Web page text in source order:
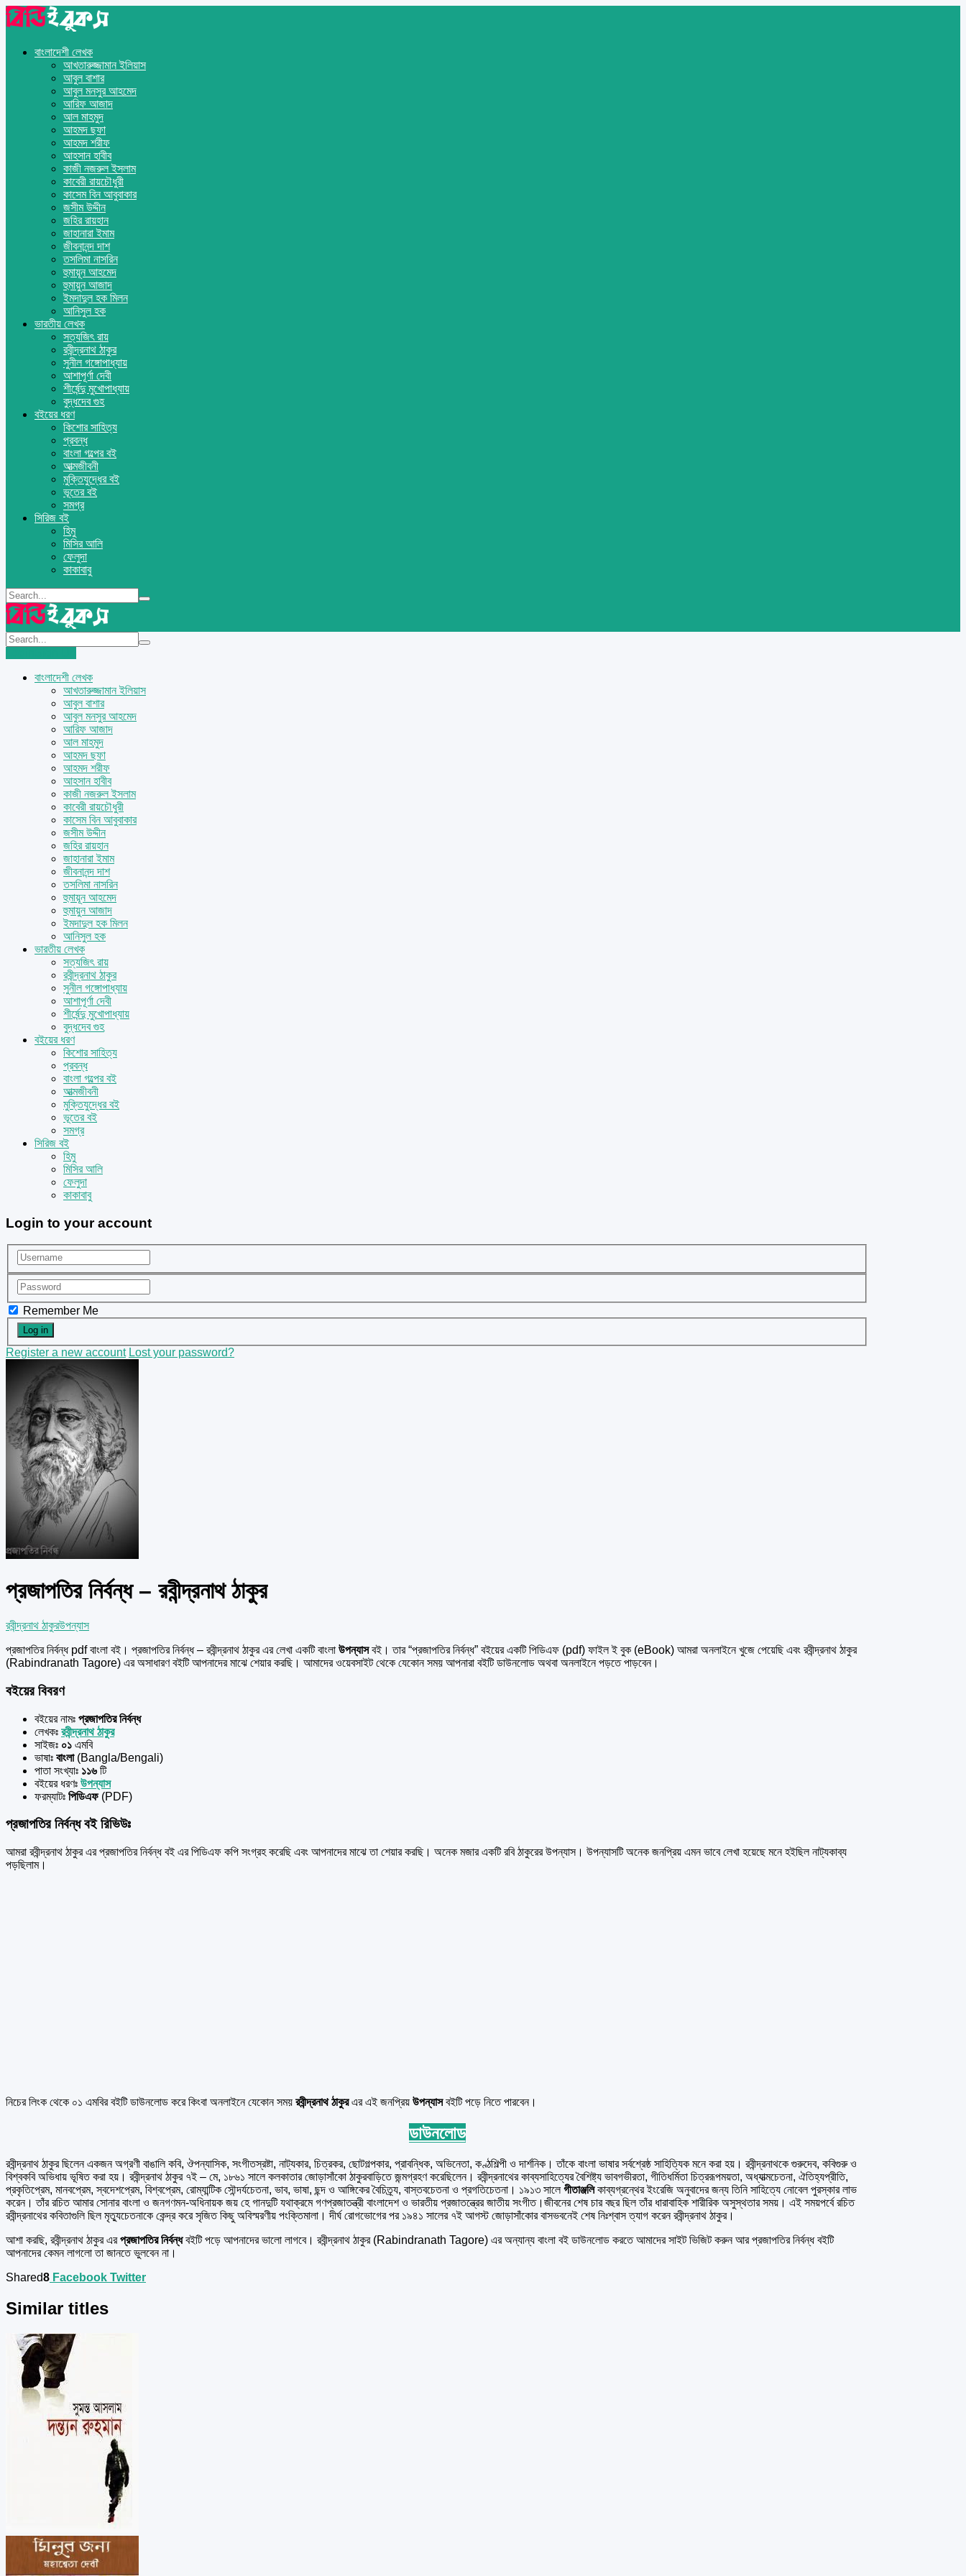
বাংলাদেশী লেখক
আখতারুজ্জামান ইলিয়াস
আবুল বাশার
আবুল মনসুর আহমেদ
আরিফ আজাদ
আল মাহমুদ
আহমদ ছফা
আহমদ শরীফ
আহসান হাবীব
কাজী নজরুল ইসলাম
কাবেরী রায়চৌধুরী
কাসেম বিন আবুবাকার
জসীম উদ্দীন
জহির রায়হান
জাহানারা ইমাম
জীবনানন্দ দাশ
তসলিমা নাসরিন
হুমায়ূন আহমেদ
হুমায়ুন আজাদ
ইমদাদুল হক মিলন
আনিসুল হক
ভারতীয় লেখক
সত্যজিৎ রায়
রবীন্দ্রনাথ ঠাকুর
সুনীল গঙ্গোপাধ্যায়
আশাপূর্ণা দেবী
শীর্ষেন্দু মুখোপাধ্যায়
বুদ্ধদেব গুহ
বইয়ের ধরণ
কিশোর সাহিত্য
প্রবন্ধ
বাংলা গল্পের বই
আত্মজীবনী
মুক্তিযুদ্ধের বই
ভূতের বই
সমগ্র
সিরিজ বই
হিমু
মিসির আলি
ফেলুদা
কাকাবাবু
বাংলাদেশী লেখক
আখতারুজ্জামান ইলিয়াস
আবুল বাশার
আবুল মনসুর আহমেদ
আরিফ আজাদ
আল মাহমুদ
আহমদ ছফা
আহমদ শরীফ
আহসান হাবীব
কাজী নজরুল ইসলাম
কাবেরী রায়চৌধুরী
কাসেম বিন আবুবাকার
জসীম উদ্দীন
জহির রায়হান
জাহানারা ইমাম
জীবনানন্দ দাশ
তসলিমা নাসরিন
হুমায়ূন আহমেদ
হুমায়ুন আজাদ
ইমদাদুল হক মিলন
আনিসুল হক
ভারতীয় লেখক
সত্যজিৎ রায়
রবীন্দ্রনাথ ঠাকুর
সুনীল গঙ্গোপাধ্যায়
আশাপূর্ণা দেবী
শীর্ষেন্দু মুখোপাধ্যায়
বুদ্ধদেব গুহ
বইয়ের ধরণ
কিশোর সাহিত্য
প্রবন্ধ
বাংলা গল্পের বই
আত্মজীবনী
মুক্তিযুদ্ধের বই
ভূতের বই
সমগ্র
সিরিজ বই
হিমু
মিসির আলি
ফেলুদা
কাকাবাবু
Login to your account
Remember Me
Register a new account Lost your password?
প্রজাপতির নির্বন্ধ – রবীন্দ্রনাথ ঠাকুর
রবীন্দ্রনাথ ঠাকুরউপন্যাস
প্রজাপতির নির্বন্ধ pdf বাংলা বই। প্রজাপতির নির্বন্ধ – রবীন্দ্রনাথ ঠাকুর এর লেখা একটি বাংলা উপন্যাসবই। তার “প্রজাপতির নির্বন্ধ” বইয়ের একটি পিডিএফ (pdf) ফাইল ই বুক (eBook) আমরা অনলাইনে খুজে পেয়েছি এবং রবীন্দ্রনাথ ঠাকুর
(Rabindranath Tagore) এর অসাধারণ বইটি আপনাদের মাঝে শেয়ার করছি। আমাদের ওয়েবসাইট থেকে যেকোন সময় আপনারা বইটি ডাউনলোড অথবা অনলাইনে পড়তে পাড়বেন।
বইয়ের বিবরণ
বইয়ের নামঃ প্রজাপতির নির্বন্ধ
লেখকঃ রবীন্দ্রনাথ ঠাকুর
সাইজঃ ০১ এমবি
ভাষাঃ বাংলা (Bangla/Bengali)
পাতা সংখ্যাঃ ১১৬ টি
বইয়ের ধরণঃ উপন্যাস
ফরম্যাটঃ পিডিএফ (PDF)
প্রজাপতির নির্বন্ধ বই রিভিউঃ
আমরা রবীন্দ্রনাথ ঠাকুর এর প্রজাপতির নির্বন্ধ বই এর পিডিএফ কপি সংগ্রহ করেছি এবং আপনাদের মাঝে তা শেয়ার করছি। অনেক মজার একটি রবি ঠাকুরের উপন্যাস। উপন্যাসটি অনেক জনপ্রিয় এমন ভাবে লেখা হয়েছে মনে হইছিল নাট্যকাব্য
পড়ছিলাম।
নিচের লিংক থেকে ০১ এমবির বইটি ডাউনলোড করে কিংবা অনলাইনে যেকোন সময় রবীন্দ্রনাথ ঠাকুরএর এই জনপ্রিয় উপন্যাসবইটি পড়ে নিতে পারবেন।
ডাউনলোড
রবীন্দ্রনাথ ঠাকুর ছিলেন একজন অগ্রণী বাঙালি কবি, ঔপন্যাসিক, সংগীতস্রষ্টা, নাট্যকার, চিত্রকর, ছোটগল্পকার, প্রাবন্ধিক, অভিনেতা, কণ্ঠশিল্পী ও দার্শনিক। তাঁকে বাংলা ভাষার সর্বশ্রেষ্ঠ সাহিত্যিক মনে করা হয়। রবীন্দ্রনাথকে গুরুদেব, কবিগুরু ও
বিশ্বকবি অভিধায় ভূষিত করা হয়। রবীন্দ্রনাথ ঠাকুর ৭ই – মে, ১৮৬১ সালে কলকাতার জোড়াসাঁকো ঠাকুরবাড়িতে জন্মগ্রহণ করেছিলেন। রবীন্দ্রনাথের কাব্যসাহিত্যের বৈশিষ্ট্য ভাবগভীরতা, গীতিধর্মিতা চিত্ররূপময়তা, অধ্যাত্মচেতনা, ঐতিহ্যপ্রীতি,
প্রকৃতিপ্রেম, মানবপ্রেম, স্বদেশপ্রেম, বিশ্বপ্রেম, রোম্যান্টিক সৌন্দর্যচেতনা, ভাব, ভাষা, ছন্দ ও আঙ্গিকের বৈচিত্র্য, বাস্তবচেতনা ও প্রগতিচেতনা। ১৯১৩ সালেগীতাঞ্জলিকাব্যগ্রন্থের ইংরেজি অনুবাদের জন্য তিনি সাহিত্যে নোবেল পুরস্কার লাভ
করেন। তাঁর রচিত আমার সোনার বাংলা ও জনগণমন-অধিনায়ক জয় হে গানদুটি যথাক্রমে গণপ্রজাতন্ত্রী বাংলাদেশ ও ভারতীয় প্রজাতন্ত্রের জাতীয় সংগীত।জীবনের শেষ চার বছর ছিল তাঁর ধারাবাহিক শারীরিক অসুস্থতার সময়। এই সময়পর্বে রচিত
রবীন্দ্রনাথের কবিতাগুলি ছিল মৃত্যুচেতনাকে কেন্দ্র করে সৃজিত কিছু অবিস্মরণীয় পংক্তিমালা। দীর্ঘ রোগভোগের পর ১৯৪১ সালের ৭ই আগস্ট জোড়াসাঁকোর বাসভবনেই শেষ নিঃশ্বাস ত্যাগ করেন রবীন্দ্রনাথ ঠাকুর।
আশা করছি, রবীন্দ্রনাথ ঠাকুর এরপ্রজাপতির নির্বন্ধবইটি পড়ে আপনাদের ভালো লাগবে। রবীন্দ্রনাথ ঠাকুর (Rabindranath Tagore) এর অন্যান্য বাংলা বই ডাউনলোড করতে আমাদের সাইট ভিজিট করুন আর প্রজাপতির নির্বন্ধ বইটি
আপনাদের কেমন লাগলো তা জানতে ভুলবেন না।
Shared8 Facebook Twitter
Similar titles